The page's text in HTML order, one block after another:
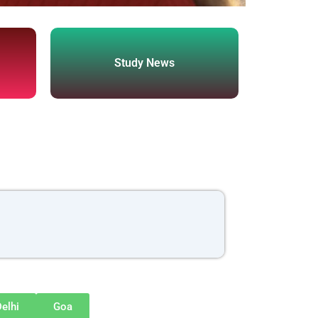
Study News
Goa